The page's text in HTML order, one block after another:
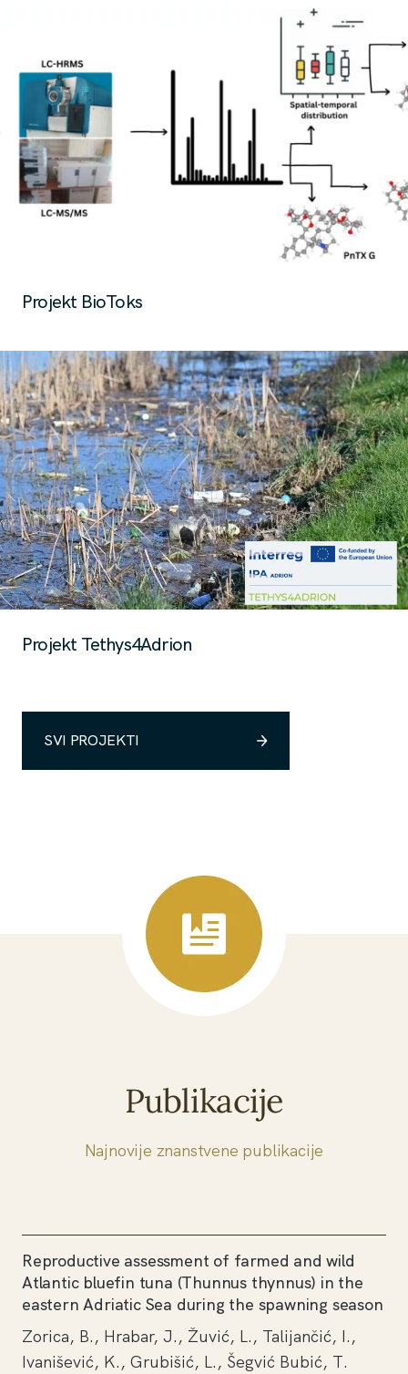
Projekt BioToks
Projekt Tethys4Adrion
SVI PROJEKTI
Publikacije
Najnovije znanstvene publikacije
Reproductive assessment of farmed and wild
Atlantic bluefin tuna (Thunnus thynnus) in the
eastern Adriatic Sea during the spawning season
Zorica, B., Hrabar, J., Žuvić, L., Talijančić, I.,
Ivanišević, K., Grubišić, L., Šegvić Bubić, T.